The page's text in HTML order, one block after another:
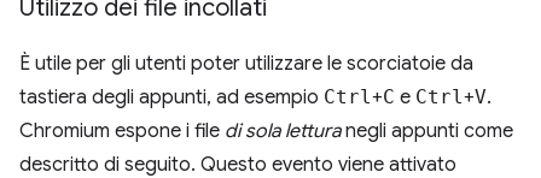
Utilizzo dei file incollati
È utile per gli utenti poter utilizzare le scorciatoie da
tastiera degli appunti, ad esempio Ctrl+C e Ctrl+V.
Chromium espone i file di sola letturanegli appunti come
descritto di seguito. Questo evento viene attivato